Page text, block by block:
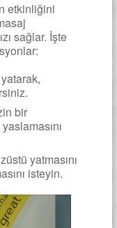
etkinliğini
sağlar. İşte
bir
yatmasını
isteyin.